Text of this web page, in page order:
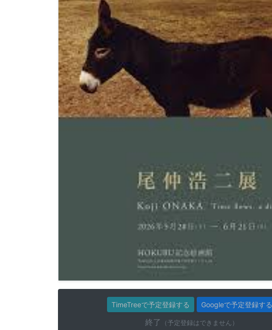
TimeTreeで予定登録する Googleで予定登録する
終了 （予定登録はできません）